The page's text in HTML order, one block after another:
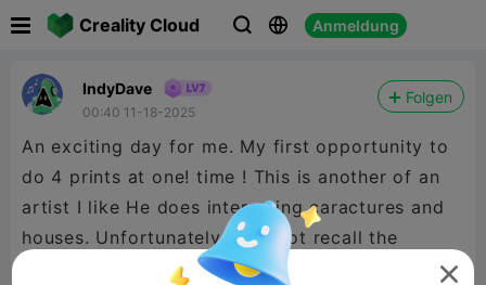
Creality Cloud   Anmeldung
IndyDave
00:40 11-18-2025
Folgen
An exciting day for me. My first opportunity to
do 4 prints at one! time ! This is another of an
artist I like He does interesting caractures and
houses. Unfortunately I can not recall the
spelling. Very talented.
